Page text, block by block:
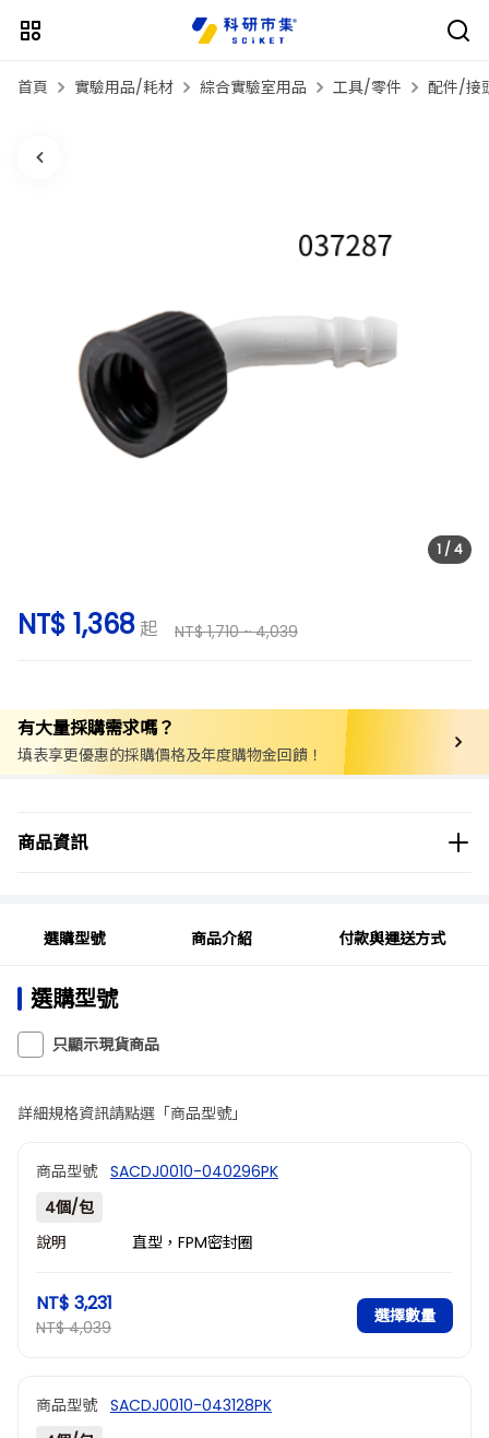
首頁 實驗用品/耗材 綜合實驗室用品 工具/零件 配件/接
1 / 4
NT$ 1,368起 NT$ 1,710 ~ 4,039
有大量採購需求嗎？
填表享更優惠的採購價格及年度購物金回饋！
商品資訊
商品分類
選購型號
商品介紹 付款與運送方式
選購型號
只顯示現貨商品
詳細規格資訊請點選「商品型號」
商品型號 SACDJ0010-040296PK
4個/包
說明
直型，FPM密封圈
NT$ 3,231
NT$ 4,039
選擇數量
商品型號 SACDJ0010-043128PK